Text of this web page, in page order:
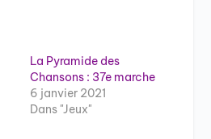
La Pyramide des
Chansons : 37e marche
6 janvier 2021
Dans "Jeux"